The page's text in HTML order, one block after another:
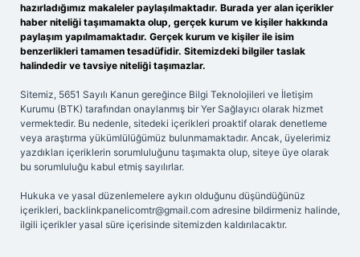
hazırladığımız makaleler paylaşılmaktadır. Burada yer alan içerikler
haber niteliği taşımamakta olup, gerçek kurum ve kişiler hakkında
paylaşım yapılmamaktadır. Gerçek kurum ve kişiler ile isim
benzerlikleri tamamen tesadüfidir. Sitemizdeki bilgiler taslak
halindedir ve tavsiye niteliği taşımazlar.
Sitemiz, 5651 Sayılı Kanun gereğince Bilgi Teknolojileri ve İletişim
Kurumu (BTK) tarafından onaylanmış bir Yer Sağlayıcı olarak hizmet
vermektedir. Bu nedenle, sitedeki içerikleri proaktif olarak denetleme
veya araştırma yükümlülüğümüz bulunmamaktadır. Ancak, üyelerimiz
yazdıkları içeriklerin sorumluluğunu taşımakta olup, siteye üye olarak
bu sorumluluğu kabul etmiş sayılırlar.
Hukuka ve yasal düzenlemelere aykırı olduğunu düşündüğünüz
içerikleri, backlinkpanelicomtr@gmail.com adresine bildirmeniz halinde,
ilgili içerikler yasal süre içerisinde sitemizden kaldırılacaktır.